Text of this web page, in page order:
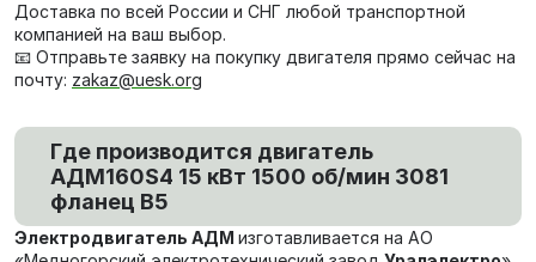
Доставка по всей России и СНГ любой транспортной
компанией на ваш выбор.
📧 Отправьте заявку на покупку двигателя прямо сейчас на
почту: zakaz@uesk.org
Где производится двигатель
АДМ160S4 15 кВт 1500 об/мин 3081
фланец В5
Электродвигатель АДМ изготавливается на АО